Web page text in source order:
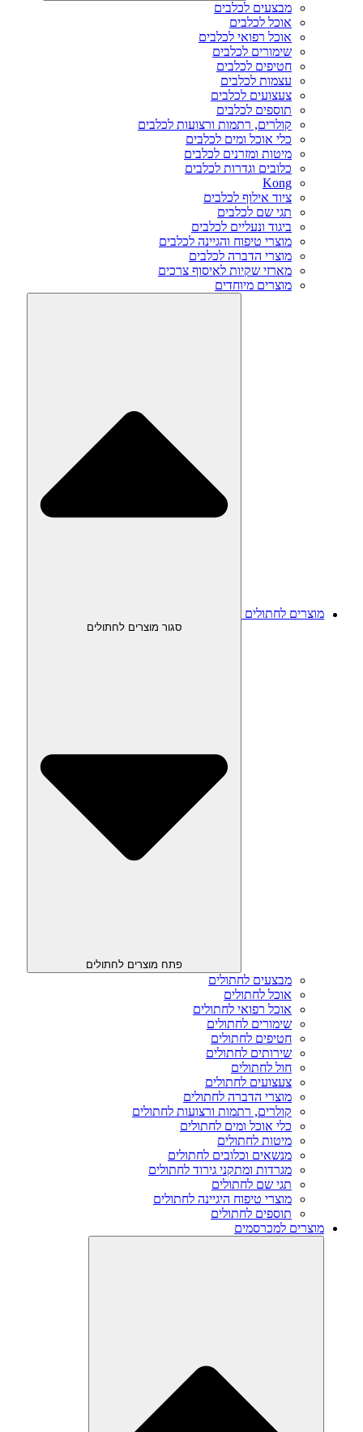
מבצעים לכלבים
אוכל לכלבים
אוכל רפואי לכלבים
שימורים לכלבים
חטיפים לכלבים
עצמות לכלבים
צעצועים לכלבים
תוספים לכלבים
קולרים, רתמות ורצועות לכלבים
כלי אוכל ומים לכלבים
מיטות ומזרנים לכלבים
כלובים וגדרות לכלבים
Kong
ציוד אילוף לכלבים
תגי שם לכלבים
ביגוד ונעליים לכלבים
מוצרי טיפוח והגיינה לכלבים
מוצרי הדברה לכלבים
מארזי שקיות לאיסוף צרכים
מוצרים מיוחדים
מוצרים לחתולים
סגור מוצרים לחתולים
פתח מוצרים לחתולים
מבצעים לחתולים
אוכל לחתולים
אוכל רפואי לחתולים
שימורים לחתולים
חטיפים לחתולים
שירותים לחתולים
חול לחתולים
צעצועים לחתולים
מוצרי הדברה לחתולים
קולרים, רתמות ורצועות לחתולים
כלי אוכל ומים לחתולים
מיטות לחתולים
מנשאים וכלובים לחתולים
מגרדות ומתקני גירוד לחתולים
תגי שם לחתולים
מוצרי טיפוח היגיינה לחתולים
תוספים לחתולים
מוצרים למכרסמים